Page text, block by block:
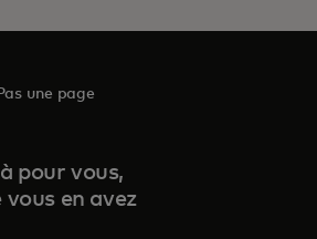
une page
pour vous,
vous en avez